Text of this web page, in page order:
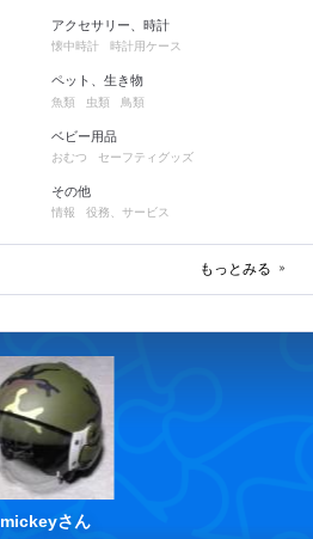
アクセサリー、時計
懐中時計 時計用ケース
ペット、生き物
魚類 虫類 鳥類
ベビー用品
おむつ セーフティグッズ
その他
情報 役務、サービス
もっとみる
mickeyさん